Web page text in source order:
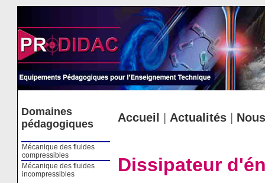
Domaines
pédagogiques
Mécanique des fluides
compressibles
Mécanique des fluides
incompressibles
Accueil Actualités|
Dissipateur
Cookies management panel